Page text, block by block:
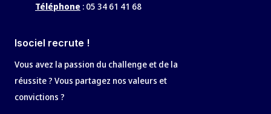
Téléphone : 05 34 61 41 68
Isociel recrute !
Vous avez la passion du challenge et de la
réussite ? Vous partagez nos valeurs et
convictions ?